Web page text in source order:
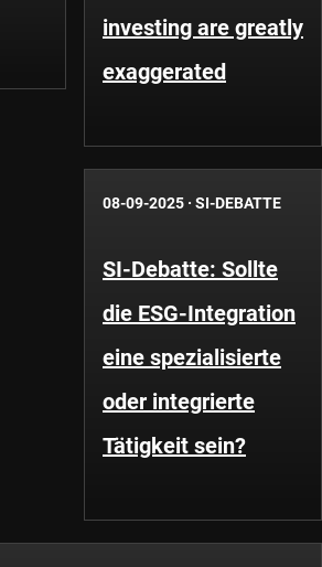
investing are greatly
exaggerated
08-09-2025 · SI-DEBATTE
SI-Debatte: Sollte
die ESG-Integration
eine spezialisierte
oder integrierte
Tätigkeit sein?